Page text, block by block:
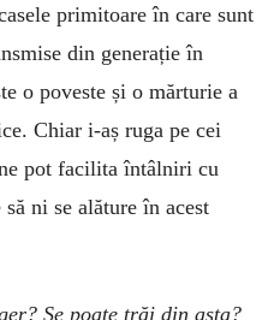
primitoare în care sunt
din generație în
o poveste și o mărturie a
Chiar i-aș ruga pe cei
pot facilita întâlniri cu
ni se alăture în acest
Se poate trăi din asta?